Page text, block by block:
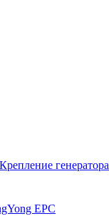
Крепление генератора
EPC